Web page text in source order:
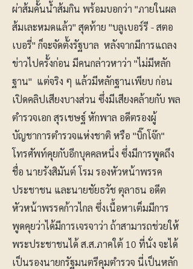
ผ่าส้มคั้นน้ำส้มกิน พร้อมบอกว่า "ภายในผล
ส้มเละหมดแล้ว" สุดท้าย "บลูเบอร์รี - สตอ
เบอรี่" ก็จะจัดตั้งรัฐบาล หลังจากมีการแถลง
ข่าวไปครั้งก่อน มีคนกล่าวหาว่า "ไม่มีหลัก
ฐาน" แต่จริง ๆ แล้วมีหลักฐานเพียบ ก่อน
เปิดคลิปเสียงบางส่วน ซึ่งมีเสียงคล้ายกับ พล
ตำรวจเอก สุรเชษฐ์ หักพาล อดีตรองผู้
บัญชาการตำรวจแห่งชาติ หรือ "บิ๊กโจ๊ก"
โทรศัพท์คุยกับอีกบุคคลหนึ่ง ซึ่งมีการพูดถึง
ชื่อ นายรังสิมันต์ โรม รองหัวหน้าพรรค
ประชาชน และนายชัยธวัช ตุลาธน อดีต
หัวหน้าพรรคก้าวไกล ซึ่งเนื้อหาเต็มมีการ
พูดคุยว่าได้มีการเจรจาว่า ถ้าสามารถช่วยให้
พระประชาชนได้ ส.ส.ภาคใต้ 10 ที่นั่ง จะได้
เป็นรองนายกรัฐมนตรีคุมตำรวจ นี่เป็นหลัก